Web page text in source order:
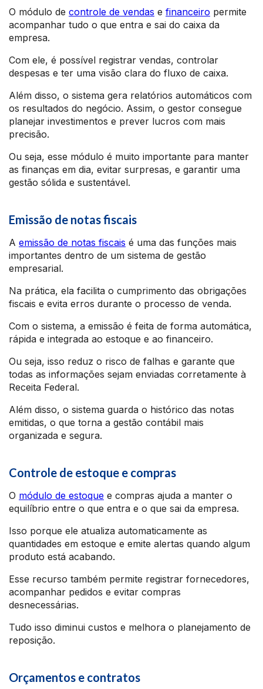
O módulo de controle de vendas e financeiro permite
acompanhar tudo o que entra e sai do caixa da
empresa.
Com ele, é possível registrar vendas, controlar
despesas e ter uma visão clara do fluxo de caixa.
Além disso, o sistema gera relatórios automáticos com
os resultados do negócio. Assim, o gestor consegue
planejar investimentos e prever lucros com mais
precisão.
Ou seja, esse módulo é muito importante para manter
as finanças em dia, evitar surpresas, e garantir uma
gestão sólida e sustentável.
Emissão de notas fiscais
A emissão de notas fiscais é uma das funções mais
importantes dentro de um sistema de gestão
empresarial.
Na prática, ela facilita o cumprimento das obrigações
fiscais e evita erros durante o processo de venda.
Com o sistema, a emissão é feita de forma automática,
rápida e integrada ao estoque e ao financeiro.
Ou seja, isso reduz o risco de falhas e garante que
todas as informações sejam enviadas corretamente à
Receita Federal.
Além disso, o sistema guarda o histórico das notas
emitidas, o que torna a gestão contábil mais
organizada e segura.
Controle de estoque e compras
O módulo de estoque e compras ajuda a manter o
equilíbrio entre o que entra e o que sai da empresa.
Isso porque ele atualiza automaticamente as
quantidades em estoque e emite alertas quando algum
produto está acabando.
Esse recurso também permite registrar fornecedores,
acompanhar pedidos e evitar compras
desnecessárias.
Tudo isso diminui custos e melhora o planejamento de
reposição.
Orçamentos e contratos